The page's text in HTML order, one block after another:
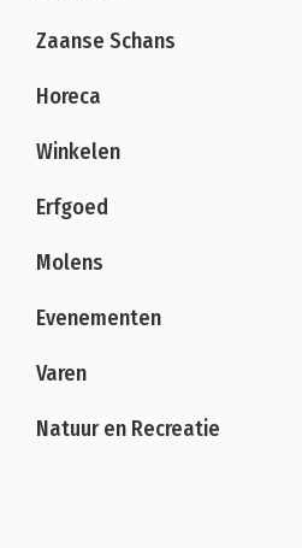
Zaanse Schans
Horeca
Winkelen
Erfgoed
Molens
Evenementen
Varen
Natuur en Recreatie